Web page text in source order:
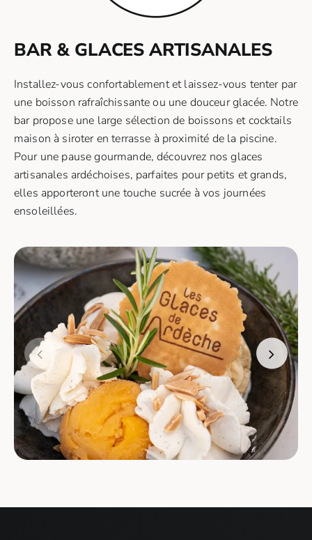
BAR & GLACES ARTISANALES
Installez-vous confortablement et laissez-vous tenter par
une boisson rafraîchissante ou une douceur glacée. Notre
bar propose une large sélection de boissons et cocktails
maison à siroter en terrasse à proximité de la piscine.
Pour une pause gourmande, découvrez nos glaces
artisanales ardéchoises, parfaites pour petits et grands,
elles apporteront une touche sucrée à vos journées
ensoleillées.